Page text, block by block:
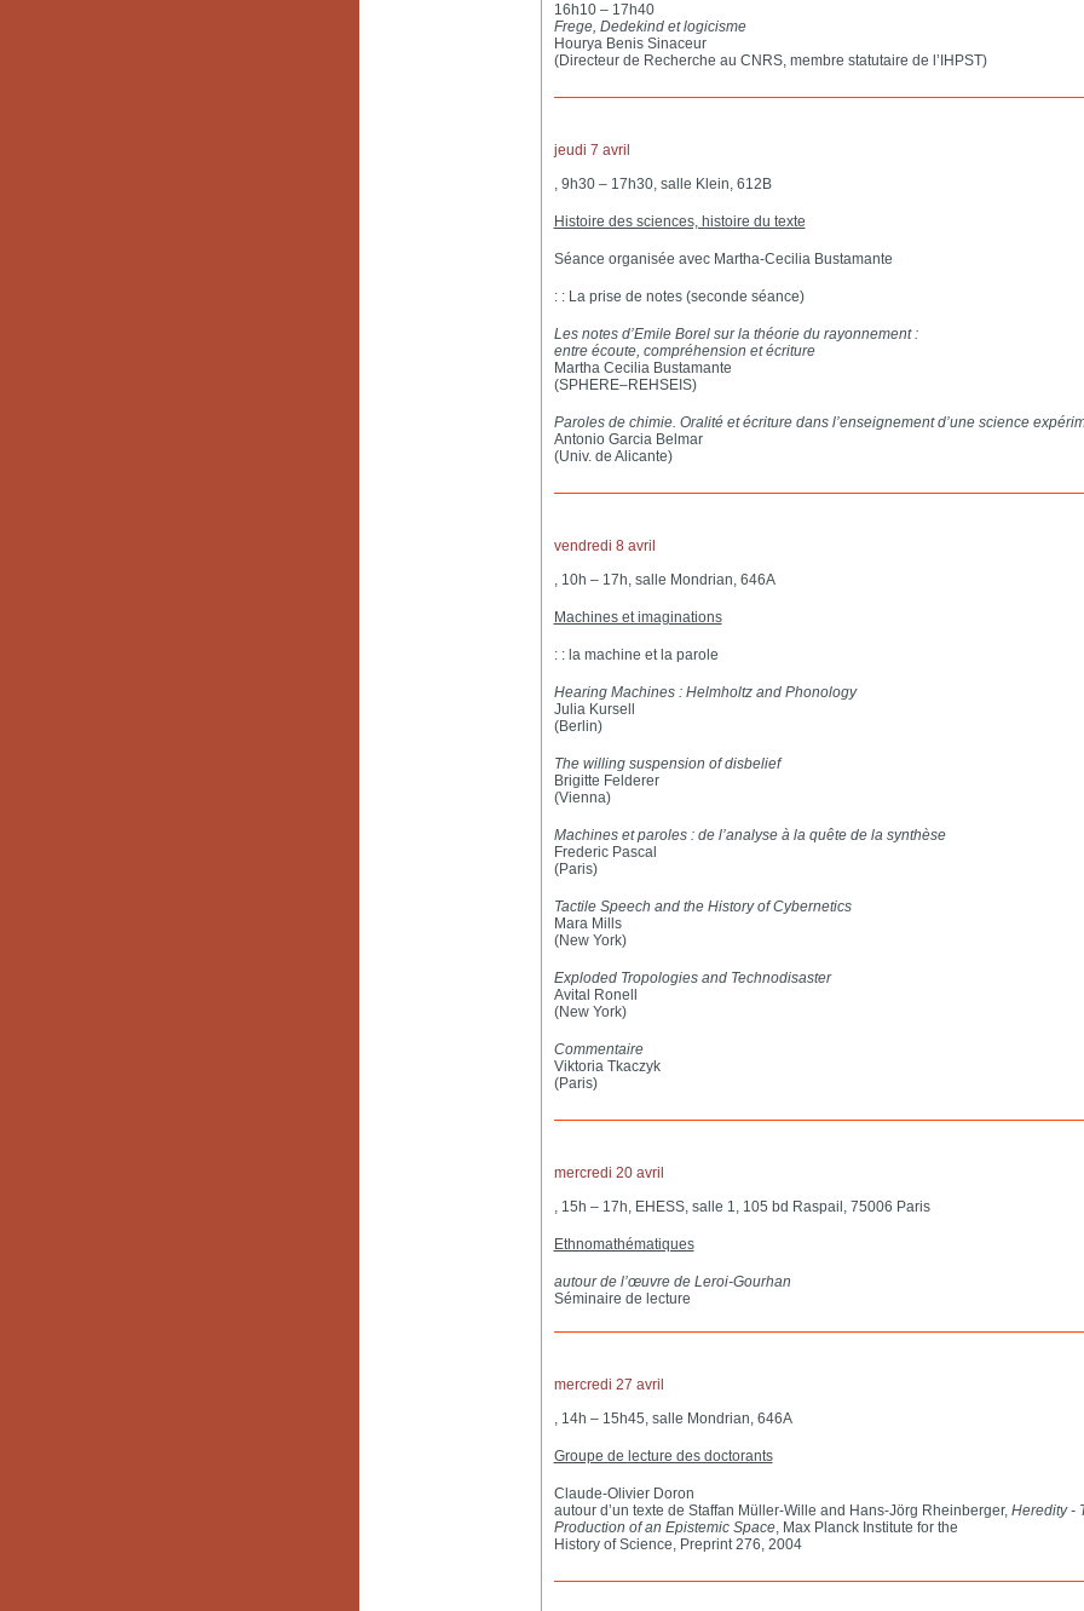
16h10 – 17h40
Frege, Dedekind et logicisme
Hourya Benis Sinaceur
(Directeur de Recherche au CNRS, membre statutaire de l’IHPST)
jeudi 7 avril
, 9h30 – 17h30, salle Klein, 612B
Histoire des sciences, histoire du texte
Séance organisée avec Martha-Cecilia Bustamante
: : La prise de notes (seconde séance)
Les notes d’Emile Borel sur la théorie du rayonnement :
entre écoute, compréhension et écriture
Martha Cecilia Bustamante
(SPHERE–REHSEIS)
Paroles de chimie. Oralité et écriture dans l’enseignement d’une science
Antonio Garcia Belmar
(Univ. de Alicante)
vendredi 8 avril
, 10h – 17h, salle Mondrian, 646A
Machines et imaginations
: : la machine et la parole
Hearing Machines : Helmholtz and Phonology
Julia Kursell
(Berlin)
The willing suspension of disbelief
Brigitte Felderer
(Vienna)
Machines et paroles : de l’analyse à la quête de la synthèse
Frederic Pascal
(Paris)
Tactile Speech and the History of Cybernetics
Mara Mills
(New York)
Exploded Tropologies and Technodisaster
Avital Ronell
(New York)
Commentaire
Viktoria Tkaczyk
(Paris)
mercredi 20 avril
, 15h – 17h, EHESS, salle 1, 105 bd Raspail, 75006 Paris
Ethnomathématiques
autour de l’œuvre de Leroi-Gourhan
Séminaire de lecture
mercredi 27 avril
, 14h – 15h45, salle Mondrian, 646A
Groupe de lecture des doctorants
Claude-Olivier Doron
autour d’un texte de Staffan Müller-Wille and Hans-Jörg Rheinberger, Heredity -
Production of an Epistemic Space, Max Planck Institute for the
History of Science, Preprint 276, 2004